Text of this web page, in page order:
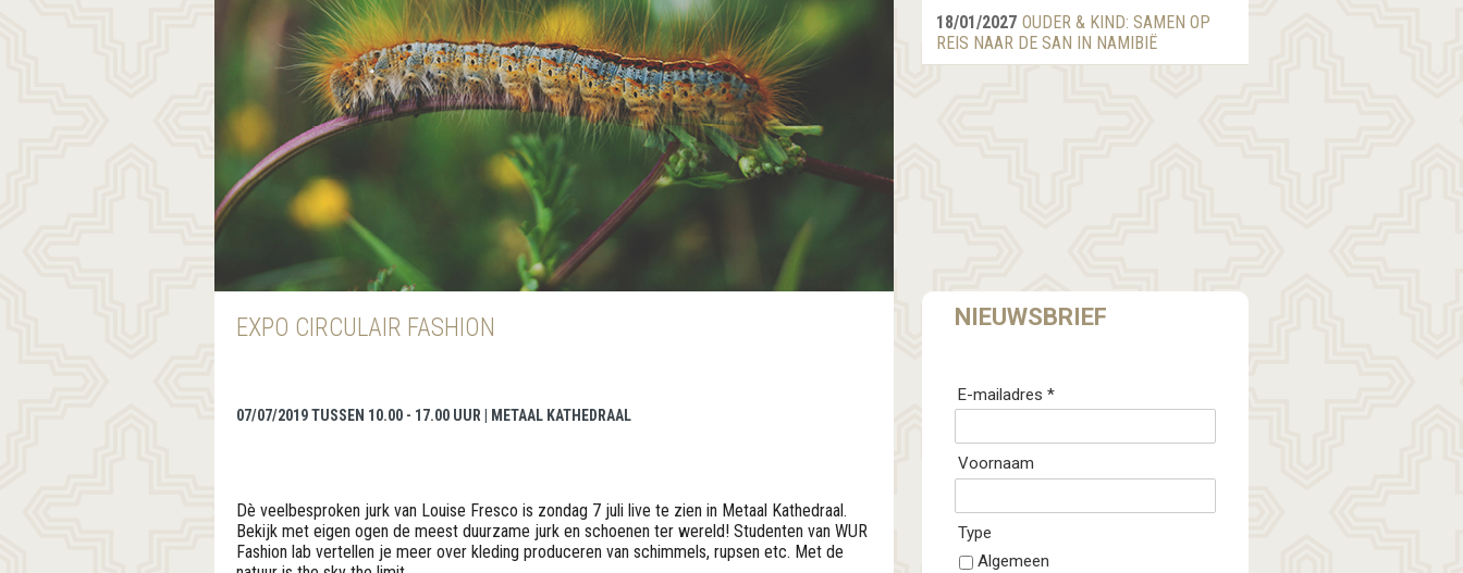
EXPO CIRCULAIR FASHION
07/07/2019 TUSSEN 10.00 - 17.00 UUR | METAAL KATHEDRAAL
Dè veelbesproken jurk van Louise Fresco is zondag 7 juli live te zien in Metaal Kathedraal.
Bekijk met eigen ogen de meest duurzame jurk en schoenen ter wereld! Studenten van WUR
Fashion lab vertellen je meer over kleding produceren van schimmels, rupsen etc. Met de
18/01/2027 OUDER & KIND: SAMEN OP
REIS NAAR DE SAN IN NAMIBIË
NIEUWSBRIEF
E-mailadres *
Voornaam
Type
Algemeen